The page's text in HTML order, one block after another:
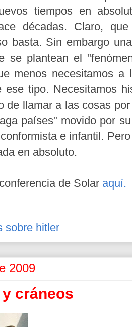
tiempos en
décadas. Claro,
basta. Sin embargo
se plantean el
menos necesitamos
ese tipo. Necesitamos
de llamar a las cosas
países" movido por
e infantil.
en absoluto.
de Solar aquí.
sobre hitler
2009
cráneos